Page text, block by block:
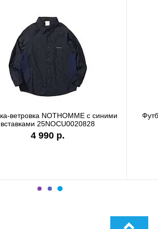
Футболка Carhartt WIP garment dyed
I036185
9 890 р.